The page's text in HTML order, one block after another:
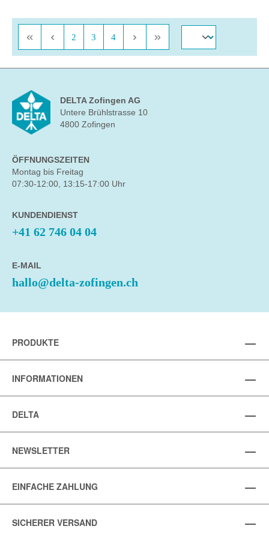
Seite
2 Seite
3 Seite
4
DELTA Zofingen AG
Untere Brühlstrasse 10
4800 Zofingen
ÖFFNUNGSZEITEN
Montag bis Freitag
07:30-12:00, 13:15-17:00 Uhr
KUNDENDIENST
+41 62 746 04 04
E-MAIL
hallo@delta-zofingen.ch
PRODUKTE
INFORMATIONEN
DELTA
NEWSLETTER
EINFACHE ZAHLUNG
SICHERER VERSAND